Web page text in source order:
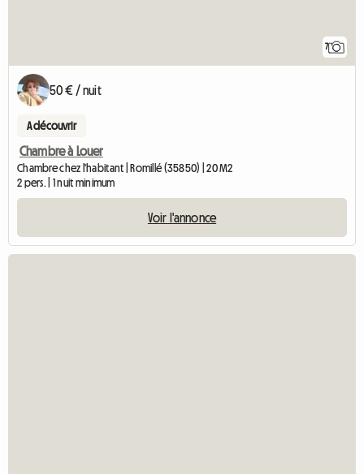
7
50 € / nuit
A découvrir
Chambre à Louer
Chambre chez l'habitant | Romillé (35850) | 20 M2
2 pers. | 1 nuit minimum
Voir l'annonce